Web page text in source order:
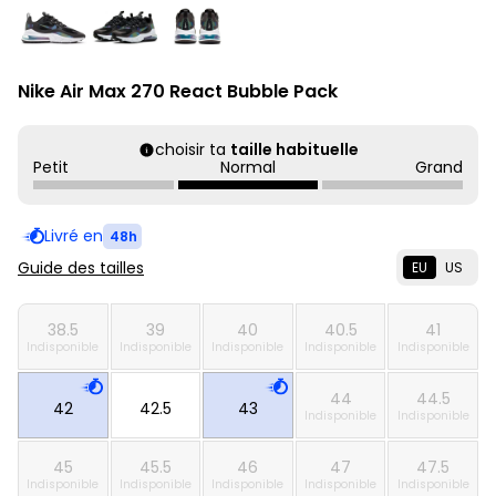
Nike Air Max 270 React Bubble Pack
choisir ta taille habituelle
Petit
Normal Grand
Livré en 48h
Guide des tailles EU US
38.5
Indisponible
39
Indisponible
40
Indisponible
40.5
Indisponible
41
Indisponible
42 42.5 43 44
Indisponible
44.5
Indisponible
45
Indisponible
45.5
Indisponible
46
Indisponible
47
Indisponible
47.5
Indisponible